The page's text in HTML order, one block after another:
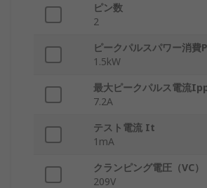
ピン数
2
ピークパルスパワー消費
1.5kW
最大ピークパルス電流
7.2A
テスト電流 It
1mA
クランピング電圧（VC）
209V